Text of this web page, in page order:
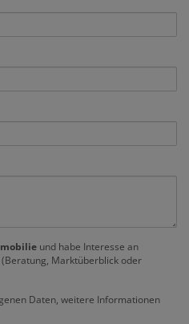
und habe Interesse an
Marktüberblick oder
Daten, weitere Informationen